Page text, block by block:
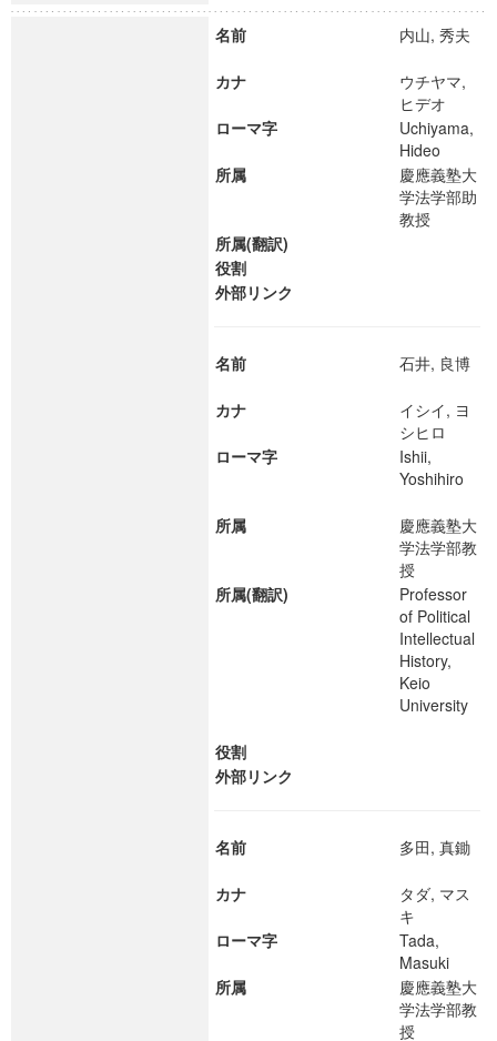
名前 内山, 秀夫
カナ
ウチヤマ,
ヒデオ
ローマ字
Uchiyama,
Hideo
所属
慶應義塾大
学法学部助
教授
所属(翻訳)
役割
外部リンク
名前 石井, 良博
カナ
イシイ, ヨ
シヒロ
ローマ字
Ishii,
Yoshihiro
所属
慶應義塾大
学法学部教
授
所属(翻訳)
Professor
of Political
Intellectual
History,
Keio
University
役割
外部リンク
名前 多田, 真鋤
カナ
タダ, マス
キ
ローマ字
Tada,
Masuki
所属
慶應義塾大
学法学部教
授